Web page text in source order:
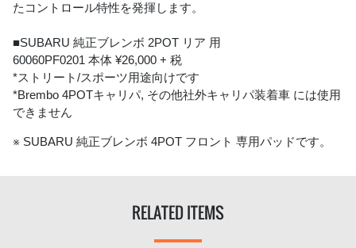
たコントロール特性を発揮します。
■SUBARU 純正ブレンボ 2POT リア 用
60060PF0201 本体 ¥26,000 + 税
*ストリート/スポーツ用途向けです
*Brembo 4POTキャリパ, その他社外キャリパ装着車 には使用
できません
※ SUBARU 純正ブレンボ 4POT フロント 専用パッドです。
RELATED ITEMS